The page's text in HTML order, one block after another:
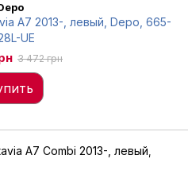
A7 2013-, левый, Depo, 665-
UE
3 472 грн